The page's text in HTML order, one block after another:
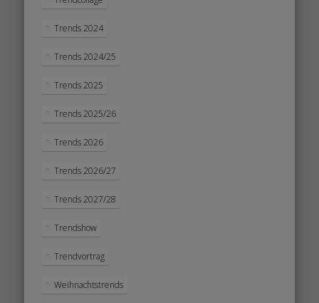
Trends 2024
Trends 2024/25
Trends 2025
Trends 2025/26
Trends 2026
Trends 2026/27
Trends 2027/28
Trendshow
Trendvortrag
Weihnachtstrends